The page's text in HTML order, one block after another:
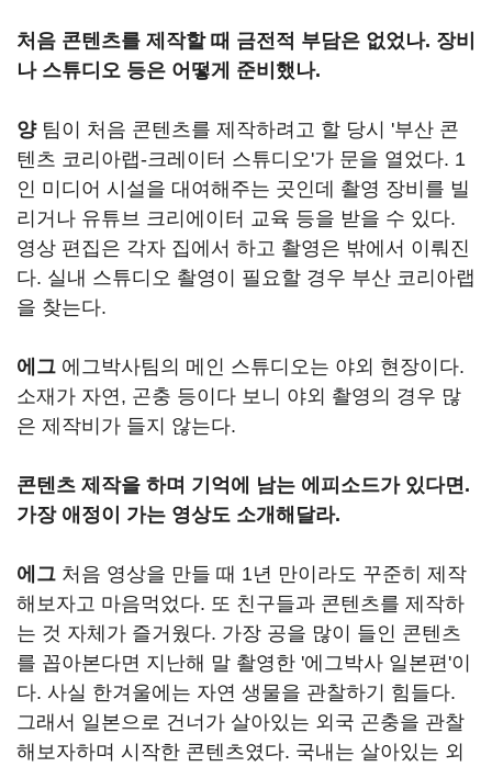
처음 콘텐츠를 제작할 때 금전적 부담은 없었나. 장비
나 스튜디오 등은 어떻게 준비했나.
양팀이 처음 콘텐츠를 제작하려고 할 당시 '부산 콘
텐츠 코리아랩-크레이터 스튜디오'가 문을 열었다. 1
인 미디어 시설을 대여해주는 곳인데 촬영 장비를 빌
리거나 유튜브 크리에이터 교육 등을 받을 수 있다.
영상 편집은 각자 집에서 하고 촬영은 밖에서 이뤄진
다. 실내 스튜디오 촬영이 필요할 경우 부산 코리아랩
을 찾는다.
에그 에그박사팀의 메인 스튜디오는 야외 현장이다.
소재가 자연, 곤충 등이다 보니 야외 촬영의 경우 많
은 제작비가 들지 않는다.
콘텐츠 제작을 하며 기억에 남는 에피소드가 있다면.
가장 애정이 가는 영상도 소개해달라.
에그 처음 영상을 만들 때 1년 만이라도 꾸준히 제작
해보자고 마음먹었다. 또 친구들과 콘텐츠를 제작하
는 것 자체가 즐거웠다. 가장 공을 많이 들인 콘텐츠
를 꼽아본다면 지난해 말 촬영한 '에그박사 일본편'이
다. 사실 한겨울에는 자연 생물을 관찰하기 힘들다.
그래서 일본으로 건너가 살아있는 외국 곤충을 관찰
해보자하며 시작한 콘텐츠였다. 국내는 살아있는 외